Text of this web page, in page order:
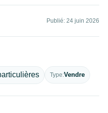
Publié: 24 juin 2026
Type Vendre